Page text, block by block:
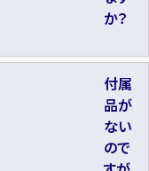
か？
付属
品が
ない
ので